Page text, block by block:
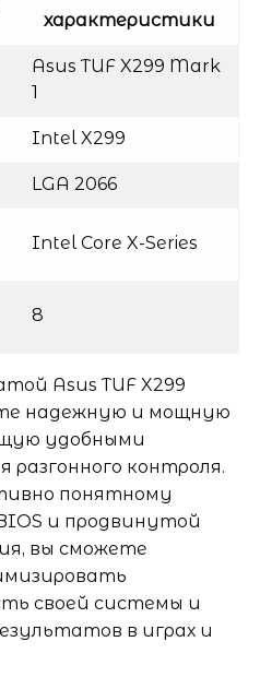
характеристики
Asus TUF X299 Mark
1
Intel X299
LGA 2066
Intel Core X-Series
8
Asus TUF X299
надежную и мощную
удобными
разгонного контроля.
понятному
и продвинутой
вы сможете
своей системы и
в играх и